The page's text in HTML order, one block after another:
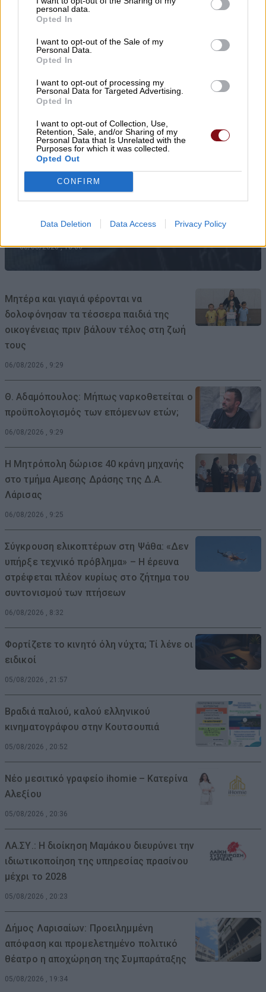
personal data.
Opted In
I want to opt-out of the Sale of my
Personal Data.
Opted In
I want to opt-out of processing my
Personal Data for Targeted Advertising.
Opted In
I want to opt-out of Collection, Use,
Retention, Sale, and/or Sharing of my
Personal Data that Is Unrelated with the
Purposes for which it was collected.
Opted Out
CONFIRM
Data Deletion Data Access Privacy Policy
Η σχολική τάξη δεν είναι πια η ίδια:
τα παιδιά, αλλά από όλα τα υπόλοιπα
06/08/2026 , 10:00
Μητέρα και γιαγιά φέρονται να
δολοφόνησαν τα τέσσερα παιδιά της
οικογένειας πριν βάλουν τέλος στη ζωή
τους
06/08/2026 , 9:29
Θ. Αδαμόπουλος: Μήπως ναρκοθετείται ο
προϋπολογισμός των επόμενων ετών;
06/08/2026 , 9:29
Η Μητρόπολη δώρισε 40 κράνη μηχανής
στο τμήμα Αμεσης Δράσης της Δ.Α.
Λάρισας
06/08/2026 , 9:25
Σύγκρουση ελικοπτέρων στη Ψάθα: «Δεν
υπήρξε τεχνικό πρόβλημα» – Η έρευνα
στρέφεται πλέον κυρίως στο ζήτημα του
συντονισμού των πτήσεων
06/08/2026 , 8:32
Φορτίζετε το κινητό όλη νύχτα; Τί λένε οι
ειδικοί
05/08/2026 , 21:57
Βραδιά παλιού, καλού ελληνικού
κινηματογράφου στην Κουτσουπιά
05/08/2026 , 20:52
Νέο μεσιτικό γραφείο ihomie – Κατερίνα
Αλεξίου
05/08/2026 , 20:36
ΛΑ.ΣΥ.: Η διοίκηση Μαμάκου διευρύνει την
ιδιωτικοποίηση της υπηρεσίας πρασίνου
μέχρι το 2028
05/08/2026 , 20:23
Δήμος Λαρισαίων: Προειλημμένη
απόφαση και προμελετημένο πολιτικό
θέατρο η αποχώρηση της Συμπαράταξης
05/08/2026 , 19:34